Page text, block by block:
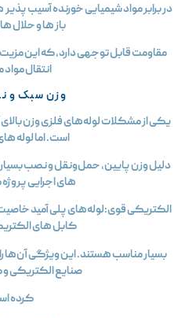
در برابر مواد شیمیایی خورنده آسیب‌ پذیر
باز ها و حلال‌
مقاومت قابل توجهی دارد، که این
انتقال مواد
وزن سبک و
یکی از مشکلات لوله‌های فلزی وزن
است. اما لوله‌ های
دلیل وزن پایین، حمل‌ونقل و نصب بسیار
های اجرایی پروژه
الکتریکی قوی:لوله‌های پلی آمید خاصیت
کابل‌ های
بسیار مناسب هستند. این ویژگی آن‌ها را
صنایع الکتریکی و
کرده